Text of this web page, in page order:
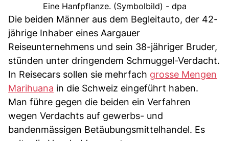
Eine Hanfpflanze. (Symbolbild) - dpa
Die beiden Männer aus dem Begleitauto, der 42-
jährige Inhaber eines Aargauer
Reiseunternehmens und sein 38-jähriger Bruder,
stünden unter dringendem Schmuggel-Verdacht.
In Reisecars sollen sie mehrfach grosse Mengen
Marihuana in die Schweiz eingeführt haben.
Man führe gegen die beiden ein Verfahren
wegen Verdachts auf gewerbs- und
bandenmässigen Betäubungsmittelhandel. Es